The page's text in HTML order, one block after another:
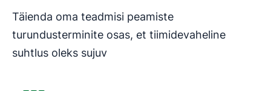
Täienda oma teadmisi peamiste
turundusterminite osas, et tiimidevaheline
suhtlus oleks sujuv